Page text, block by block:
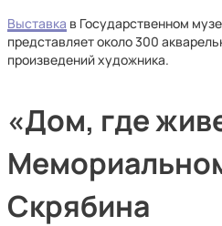
Выставка в Государственном
представляет около 300
произведений художника.
«Дом, где
Скрябина